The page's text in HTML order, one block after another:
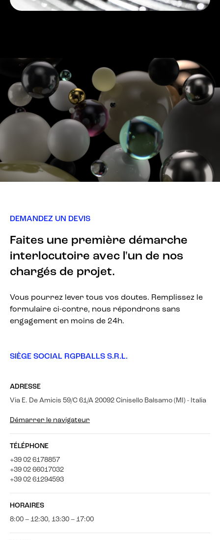
DEMANDEZ UN DEVIS
Faites une première démarche
interlocutoire avec l'un de nos
chargés de projet.
Vous pourrez lever tous vos doutes. Remplissez le
formulaire ci-contre, nous répondrons sans
engagement en moins de 24h.
SIÈGE SOCIAL RGPBALLS S.R.L.
ADRESSE
Via E. De Amicis 59/C 61/A 20092 Cinisello Balsamo (MI) - Italia
Démarrer le navigateur
TÉLÉPHONE
+39 02 6178857
+39 02 66017032
+39 02 61294593
HORAIRES
8:00 – 12:30, 13:30 – 17:00